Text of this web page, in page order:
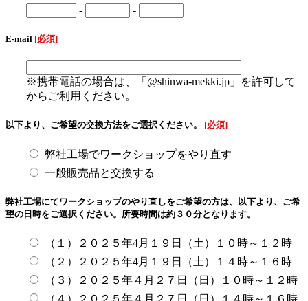
- -
E-mail [必須]
※携帯電話の場合は、「@shinwa-mekki.jp」を許可して
からご利用ください。
以下より、ご希望の交換方法をご選択ください。 [必須]
弊社工場でワークショップをやり直す
一般販売品と交換する
弊社工場にてワークショップのやり直しをご希望の方は、以下より、ご希
望の日時をご選択ください。所要時間は約３０分となります。
（１）２０２５年4月１９日（土）１０時～１２時
（２）２０２５年4月１９日（土）１４時～１６時
（３）２０２５年４月２７日（日）１０時～１２時
（４）２０２５年４月２７日（日）１４時～１６時